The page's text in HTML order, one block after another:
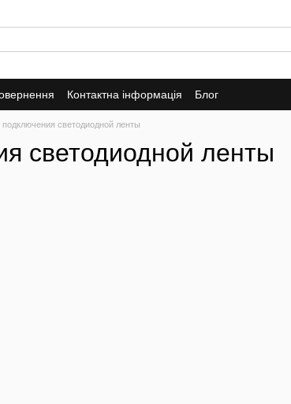
Контактна інформація Блог
светодиодной ленты
светодиодной ленты